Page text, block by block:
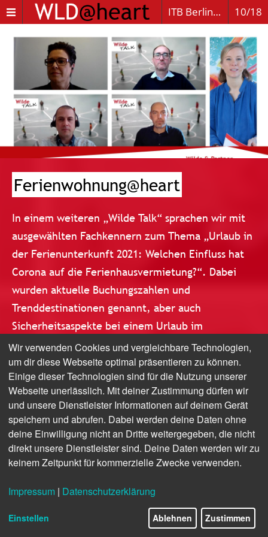
ITB Berlin NOW 2021 10/18
Ferienwohnung@heart
In einem weiteren „Wilde Talk“ sprachen wir mit
ausgewählten Fachkennern zum Thema „Urlaub in
der Ferienunterkunft 2021: Welchen Einfluss hat
Corona auf die Ferienhausvermietung?“. Dabei
wurden aktuelle Buchungszahlen und
Trenddestinationen genannt, aber auch
Sicherheitsaspekte bei einem Urlaub im
Ferienhaus oder in der Ferienwohnung diskutiert
und die Rolle der Reiseversicherungsbranche beim
Restart des Tourismus erörtert.
Wir verwenden Cookies und vergleichbare Technologien,
um dir diese Webseite optimal präsentieren zu können.
Einige dieser Technologien sind für die Nutzung unserer
Webseite unerlässlich. Mit deiner Zustimmung dürfen wir
und unsere Dienstleister Informationen auf deinem Gerät
speichern und abrufen. Dabei werden deine Daten ohne
deine Einwilligung nicht an Dritte weitergegeben, die nicht
direkt unsere Dienstleister sind. Deine Daten werden wir zu
keinem Zeitpunkt für kommerzielle Zwecke verwenden.
Impressum | Datenschutzerklärung
Einstellen Ablehnen Zustimmen